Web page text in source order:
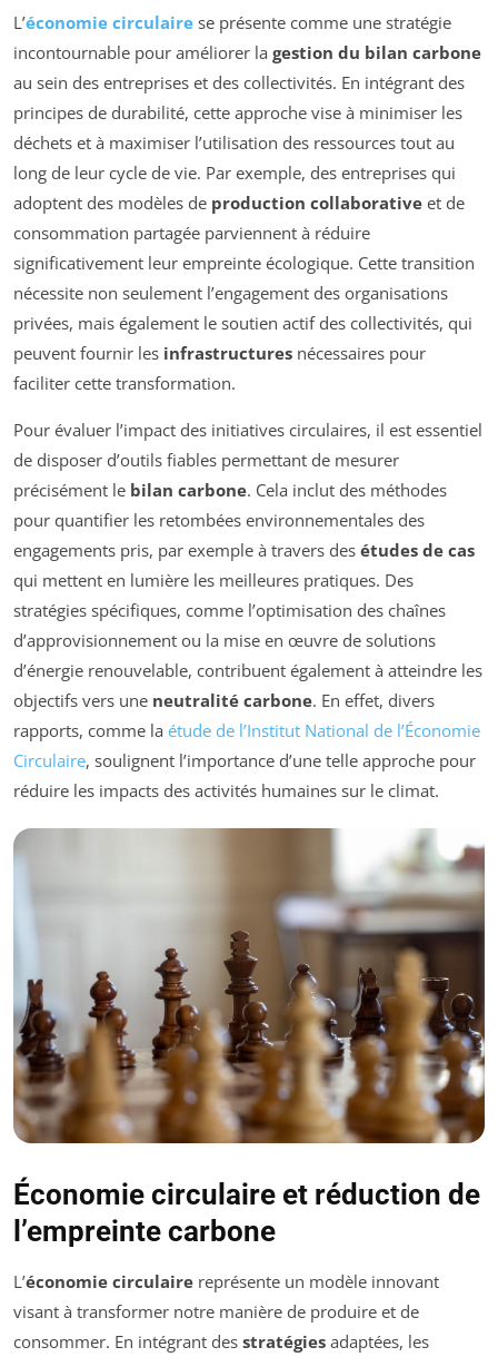
L’économie circulaire se présente comme une stratégie
incontournable pour améliorer la gestion du bilan carbone
au sein des entreprises et des collectivités. En intégrant des
principes de durabilité, cette approche vise à minimiser les
déchets et à maximiser l’utilisation des ressources tout au
long de leur cycle de vie. Par exemple, des entreprises qui
adoptent des modèles de production collaborative et de
consommation partagée parviennent à réduire
significativement leur empreinte écologique. Cette transition
nécessite non seulement l’engagement des organisations
privées, mais également le soutien actif des collectivités, qui
peuvent fournir les infrastructures nécessaires pour
faciliter cette transformation.
Pour évaluer l’impact des initiatives circulaires, il est essentiel
de disposer d’outils fiables permettant de mesurer
précisément le bilan carbone. Cela inclut des méthodes
pour quantifier les retombées environnementales des
engagements pris, par exemple à travers des études de cas
qui mettent en lumière les meilleures pratiques. Des
stratégies spécifiques, comme l’optimisation des chaînes
d’approvisionnement ou la mise en œuvre de solutions
d’énergie renouvelable, contribuent également à atteindre les
objectifs vers une neutralité carbone. En effet, divers
rapports, comme la étude de l’Institut National de l’Économie
Circulaire, soulignent l’importance d’une telle approche pour
réduire les impacts des activités humaines sur le climat.
Économie circulaire et réduction de
l’empreinte carbone
L’économie circulaire représente un modèle innovant
visant à transformer notre manière de produire et de
consommer. En intégrant des stratégies adaptées, les